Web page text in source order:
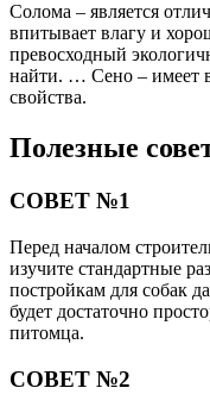
Солома – является
впитывает влагу и
превосходный
найти. … Сено – имеет
свойства.
Полезные
СОВЕТ №1
Перед началом
изучите стандартные
постройкам для собак
будет достаточно
питомца.
СОВЕТ №2